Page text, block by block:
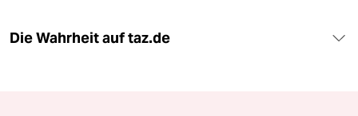
Die Wahrheit auf taz.de